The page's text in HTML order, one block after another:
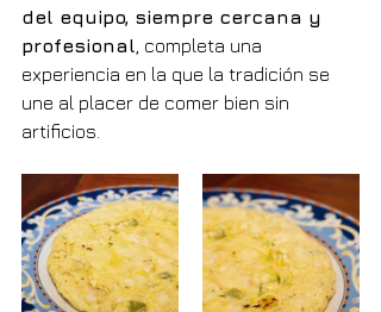
del equipo, siempre cercana y
profesional
, completa una
experiencia en la que la tradición se
une al placer de comer bien sin
artificios.